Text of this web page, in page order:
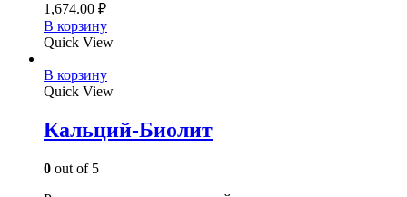
1,674.00 ₽
В корзину
Quick View
В корзину
Quick View
Кальций-Биолит
0 out of 5